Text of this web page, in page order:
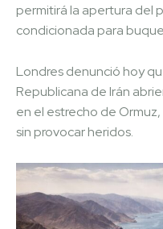
permitirá la apertura del
condicionada para
Londres denunció hoy
Republicana de Irán
en el estrecho de
sin provocar heridos.